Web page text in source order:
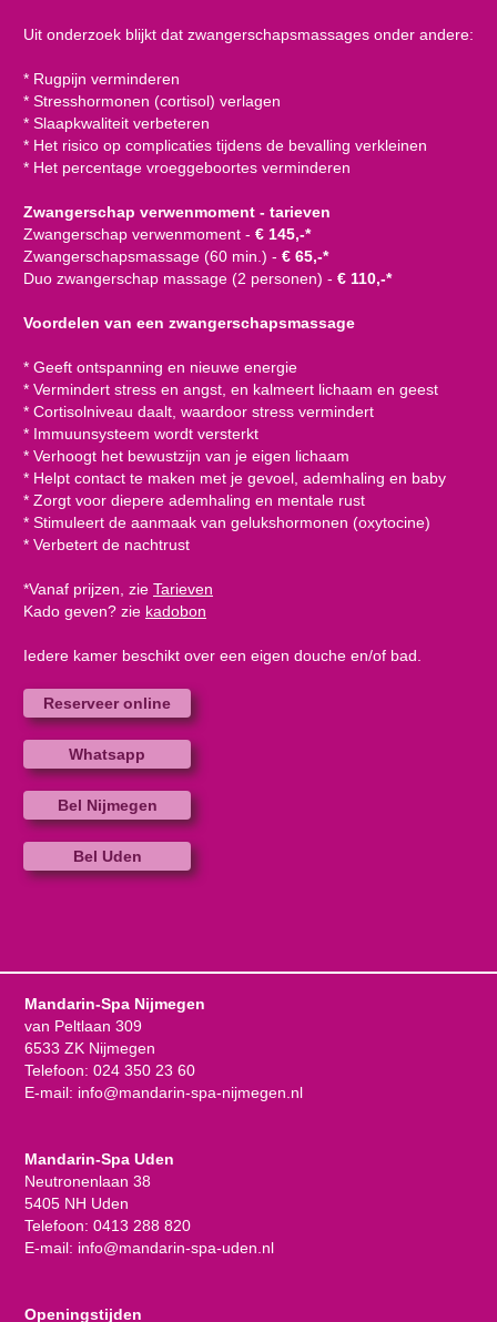
Uit onderzoek blijkt dat zwangerschapsmassages onder andere:
* Rugpijn verminderen
* Stresshormonen (cortisol) verlagen
* Slaapkwaliteit verbeteren
* Het risico op complicaties tijdens de bevalling verkleinen
* Het percentage vroeggeboortes verminderen
Zwangerschap verwenmoment - tarieven
Zwangerschap verwenmoment - € 145,-*
Zwangerschapsmassage (60 min.) - € 65,-*
Duo zwangerschap massage (2 personen) - € 110,-*
Voordelen van een zwangerschapsmassage
* Geeft ontspanning en nieuwe energie
* Vermindert stress en angst, en kalmeert lichaam en geest
* Cortisolniveau daalt, waardoor stress vermindert
* Immuunsysteem wordt versterkt
* Verhoogt het bewustzijn van je eigen lichaam
* Helpt contact te maken met je gevoel, ademhaling en baby
* Zorgt voor diepere ademhaling en mentale rust
* Stimuleert de aanmaak van gelukshormonen (oxytocine)
* Verbetert de nachtrust
*Vanaf prijzen, zie Tarieven
Kado geven? zie kadobon
Iedere kamer beschikt over een eigen douche en/of bad.
Reserveer online
Whatsapp
Bel Nijmegen
Bel Uden
Mandarin-Spa Nijmegen
van Peltlaan 309
6533 ZK Nijmegen
Telefoon: 024 350 23 60
E-mail: info@mandarin-spa-nijmegen.nl
Mandarin-Spa Uden
Neutronenlaan 38
5405 NH Uden
Telefoon: 0413 288 820
E-mail: info@mandarin-spa-uden.nl
Openingstijden